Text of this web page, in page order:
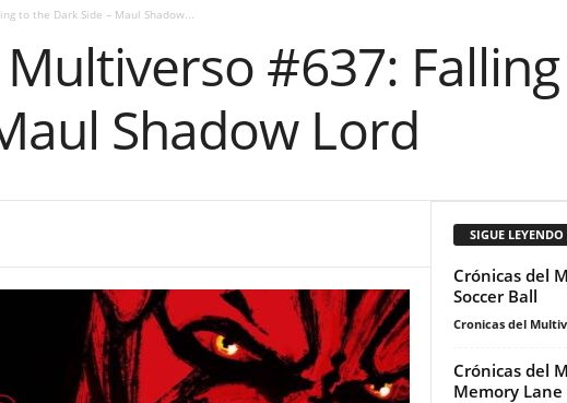
to the Dark Side – Maul Shadow...
#637:
Shadow Lord
SIGUE LEYENDO
Crónicas del
Soccer Ball
Cronicas del
Crónicas del
Memory Lane